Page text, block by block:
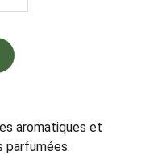
aromatiques et
parfumées.